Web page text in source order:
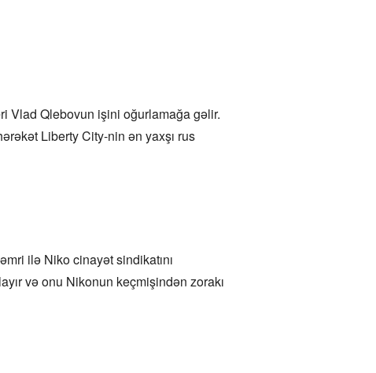
Vlad Qlebovun işini oğurlamağa gəlir.
Liberty City-nin ən yaxşı rus
ilə Niko cinayət sindikatını
və onu Nikonun keçmişindən zorakı